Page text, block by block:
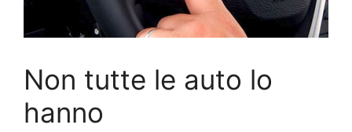
Non tutte le auto lo
hanno